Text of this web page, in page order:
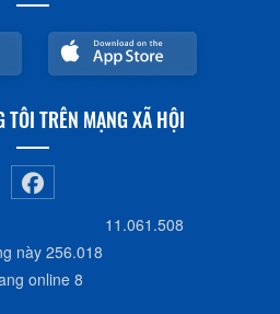
TÔI TRÊN MẠNG XÃ HỘI
11.061.508
này256.018
online 8